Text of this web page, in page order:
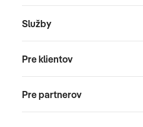
Služby
Pre klientov
Pre partnerov